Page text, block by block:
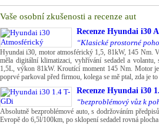
Vaše osobní zkušenosti a recenze aut
Recenze Hyundai i30
“Klasické prostorné
Hyundai i30, motor atmosférický 1,5, 81kW, 145 Nm.
měla digitální klimatizaci, vyhřívání sedadel a
1,5L, výkon 81kW. Kroutící moment 145 Nm. Motor
poprvé parkoval před firmou, kolega se mě ptal, zda je
Recenze Hyundai i30
“bezproblémový vůz k
Absolutně bezproblémové auto, s dodržováním
Evropě do 6,5l/100km, po sklopení sedadel rovná plocha